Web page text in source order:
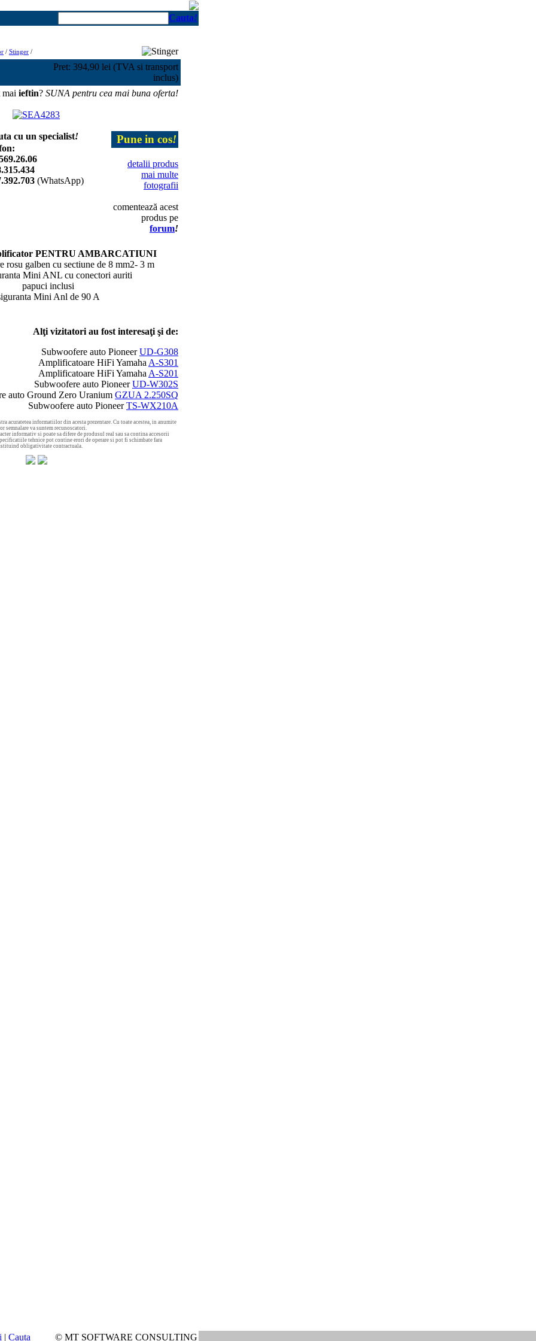
Cauta!
/ Stinger /
Pret: 394,90 lei (TVA si transport
inclus)
mai ieftin? SUNA pentru cea mai buna oferta!
cu un specialist!
(WhatsApp)
Pune in cos!
detalii produs
mai multe
fotografii
comentează acest
produs pe
forum!
PENTRU AMBARCATIUNI
rosu galben cu sectiune de 8 mm2- 3 m
Mini ANL cu conectori auriti
papuci inclusi
Mini Anl de 90 A
Alţi vizitatori au fost interesaţi şi de:
Subwoofere auto PioneerUD-G308
Amplificatoare HiFi Yamaha A-S301
Amplificatoare HiFi Yamaha A-S201
Subwoofere auto PioneerUD-W302S
auto Ground Zero Uranium GZUA 2.250SQ
Subwoofere auto PioneerTS-WX210A
acuratetea informatiilor din acesta prezentare. Cu toate acestea, in anumite
semnalare va suntem recunoscatori.
informativ si poate sa difere de produsul real sau sa contina accesorii
tehnice pot contine erori de operare si pot fi schimbate fara
obligativitate contractuala.
| Cauta © MT SOFTWARE CONSULTING